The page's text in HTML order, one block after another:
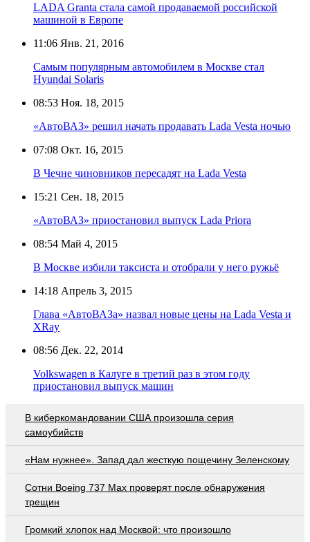
LADA Granta стала самой продаваемой российской
машиной в Европе
11:06 Янв. 21, 2016
Самым популярным автомобилем в Москве стал
Hyundai Solaris
08:53 Ноя. 18, 2015
«АвтоВАЗ» решил начать продавать Lada Vesta ночью
07:08 Окт. 16, 2015
В Чечне чиновников пересадят на Lada Vesta
15:21 Сен. 18, 2015
«АвтоВАЗ» приостановил выпуск Lada Priora
08:54 Май 4, 2015
В Москве избили таксиста и отобрали у него ружьё
14:18 Апрель 3, 2015
Глава «АвтоВАЗа» назвал новые цены на Lada Vesta и
XRay
08:56 Дек. 22, 2014
Volkswagen в Калуге в третий раз в этом году
приостановил выпуск машин
В киберкомандовании США произошла серия
самоубийств
«Нам нужнее». Запад дал жесткую пощечину Зеленскому
Сотни Boeing 737 Max проверят после обнаружения
трещин
Громкий хлопок над Москвой: что произошло